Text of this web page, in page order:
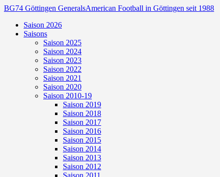
BG74 Göttingen GeneralsAmerican Football in Göttingen seit 1988
Saison 2026
Saisons
Saison 2025
Saison 2024
Saison 2023
Saison 2022
Saison 2021
Saison 2020
Saison 2010-19
Saison 2019
Saison 2018
Saison 2017
Saison 2016
Saison 2015
Saison 2014
Saison 2013
Saison 2012
Saison 2011